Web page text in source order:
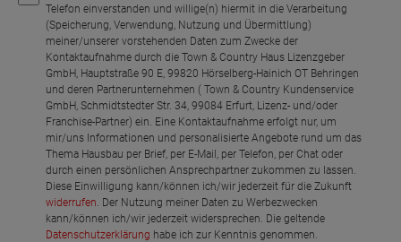
Telefon einverstanden und willige(n) hiermit in die Verarbeitung
(Speicherung, Verwendung, Nutzung und Übermittlung)
meiner/unserer vorstehenden Daten zum Zwecke der
Kontaktaufnahme durch die Town & Country Haus Lizenzgeber
GmbH, Hauptstraße 90 E, 99820 Hörselberg-Hainich OT Behringen
und deren Partnerunternehmen ( Town & Country Kundenservice
GmbH, Schmidtstedter Str. 34, 99084 Erfurt, Lizenz- und/oder
Franchise-Partner) ein. Eine Kontaktaufnahme erfolgt nur, um
mir/uns Informationen und personalisierte Angebote rund um das
Thema Hausbau per Brief, per E-Mail, per Telefon, per Chat oder
durch einen persönlichen Ansprechpartner zukommen zu lassen.
Diese Einwilligung kann/können ich/wir jederzeit für die Zukunft
widerrufen . Der Nutzung meiner Daten zu Werbezwecken
kann/können ich/wir jederzeit widersprechen. Die geltende
Datenschutzerklärung habe ich zur Kenntnis genommen.